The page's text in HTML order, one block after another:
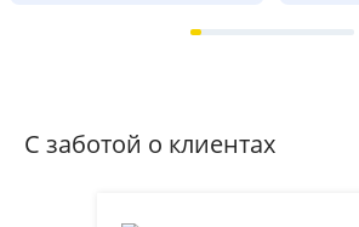
С заботой о клиентах